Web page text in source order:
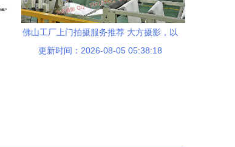
佛山工厂上门拍摄服务推荐 大方摄影，以
实惠价格定格专业影像
更新时间：2026-08-05 05:38:18